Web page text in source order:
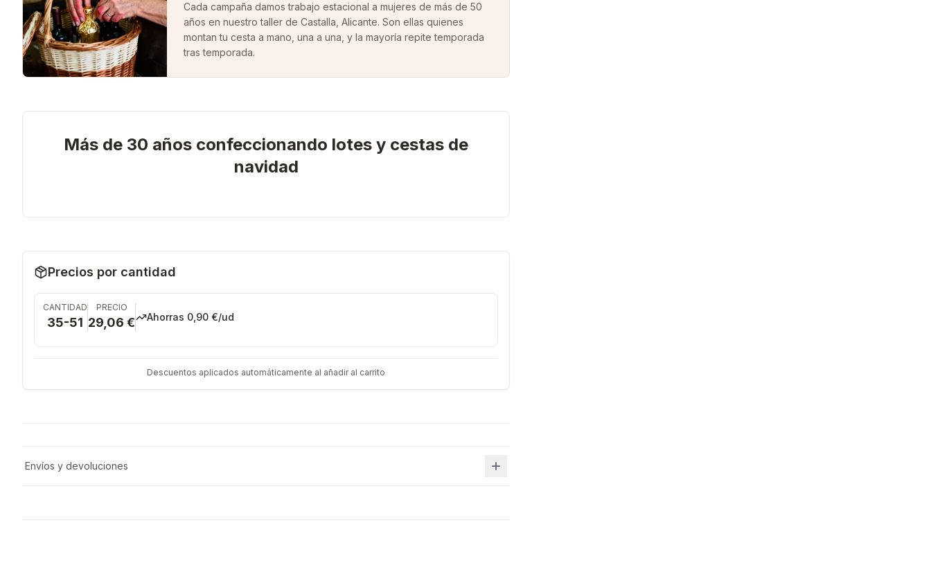
Cada campaña damos trabajo estacional a mujeres de más de 50
años en nuestro taller de Castalla, Alicante. Son ellas quienes
montan tu cesta a mano, una a una, y la mayoría repite temporada
tras temporada.
Más de 30 años confeccionando lotes y cestas de
navidad
Precios por cantidad
CANTIDAD
35-51
PRECIO
29,06 € Ahorras 0,90 €/ud
Descuentos aplicados automáticamente al añadir al carrito
Envíos y devoluciones